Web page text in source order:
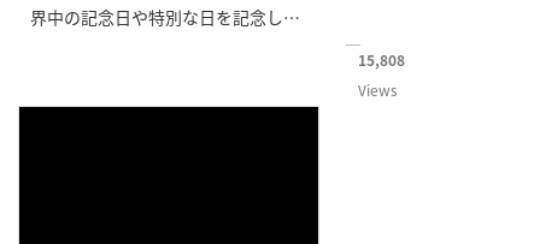
界中の記念日や特別な日を記念し…
15,808
Views